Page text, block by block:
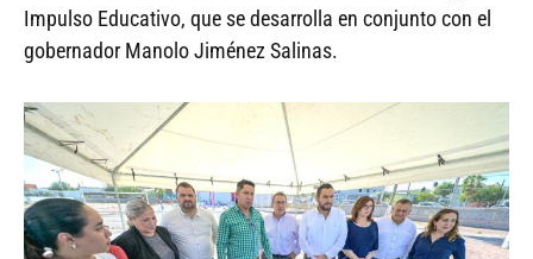
Impulso Educativo, que se desarrolla en conjunto con el
gobernador Manolo Jiménez Salinas.